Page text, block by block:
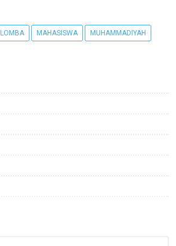
LOMBA MAHASISWA MUHAMMADIYAH